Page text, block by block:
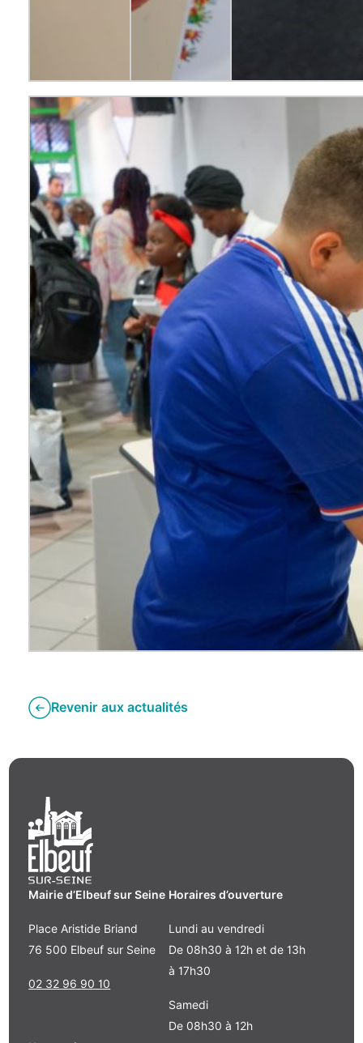
Revenir aux actualités
Mairie d’Elbeuf sur Seine
Place Aristide Briand
76 500 Elbeuf sur Seine
02 32 96 90 10
Horaires d’ouverture
Lundi au vendredi
De 08h30 à 12h et de 13h
à 17h30
Samedi
De 08h30 à 12h